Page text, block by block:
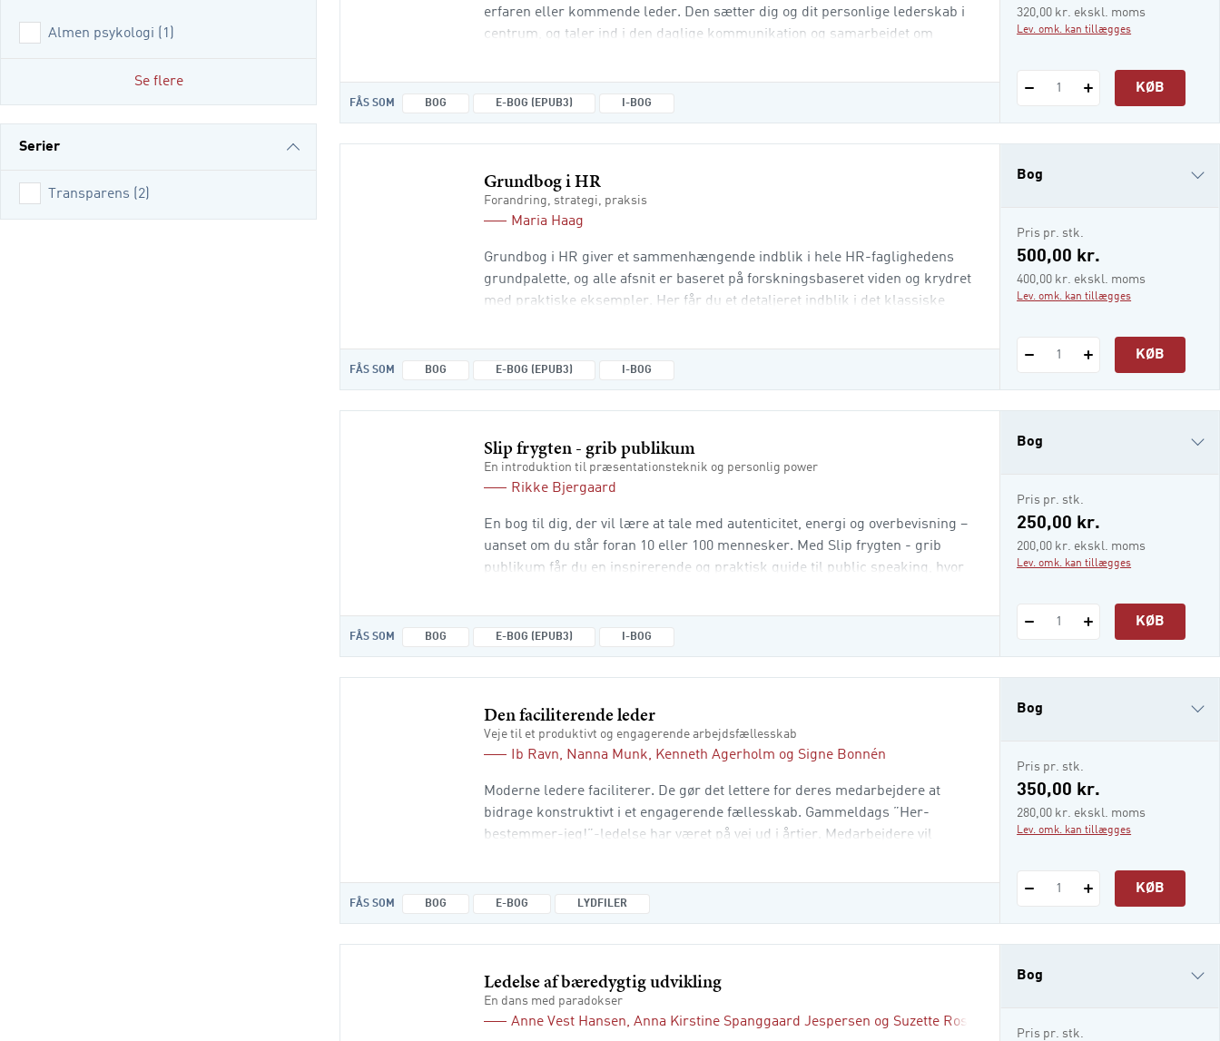
Almen psykologi 1
Se flere
Serier
Transparens 2
erfaren eller kommende leder. Den sætter dig og dit personlige lederskab i
centrum, og taler ind i den daglige kommunikation og samarbejdet om
centrale spørgsmål, du kan still
FÅS SOM BOG E-BOG (EPUB3) I-BOG
320,00 kr. ekskl. moms
Lev. omk. kan tillægges
1 KØB
Grundbog i HR
Forandring, strategi, praksis
Maria Haag
Grundbog i HR giver et sammenhængende indblik i hele HR-faglighedens
grundpalette, og alle afsnit er baseret på forskningsbaseret viden og krydret
med praktiske eksempler. Her får du et detaljeret indblik i det klassiske
udvikling og værdi i o
FÅS SOM BOG E-BOG (EPUB3) I-BOG
Bog
e-bog (epub3)
i-bog
Pris pr. stk.
500,00 kr.
400,00 kr. ekskl. moms
Lev. omk. kan tillægges
1 KØB
Slip frygten - grib publikum
En introduktion til præsentationsteknik og personlig power
Rikke Bjergaard
En bog til dig, der vil lære at tale med autenticitet, energi og overbevisning –
uanset om du står foran 10 eller 100 mennesker. Med Slip frygten - grib
publikum får du en inspirerende og praktisk guide til public speaking, hvor
kropssprog og din
FÅS SOM BOG E-BOG (EPUB3) I-BOG
Bog
e-bog (epub3)
i-bog
Pris pr. stk.
250,00 kr.
200,00 kr. ekskl. moms
Lev. omk. kan tillægges
1 KØB
Den faciliterende leder
Veje til et produktivt og engagerende arbejdsfællesskab
Ib Ravn, Nanna Munk, Kenneth Agerholm og Signe Bonnén
Moderne ledere faciliterer. De gør det lettere for deres medarbejdere at
bidrage konstruktivt i et engagerende fællesskab. Gammeldags ”Her-
bestemmer-jeg!”-ledelse har været på vej ud i årtier. Medarbejdere vil
synes-I-selv?”-ledelse. Den faciliterende leder viser en tredje
FÅS SOM BOG E-BOG LYDFILER
Bog
e-bog
Lydfiler
Pris pr. stk.
350,00 kr.
280,00 kr. ekskl. moms
Lev. omk. kan tillægges
1 KØB
Ledelse af bæredygtig udvikling
En dans med paradokser
Anne Vest Hansen,Anna Kirstine Spanggaard Jespersen og Suzette Rosvang Andersen
Bog
i-bog
Pris pr. stk.